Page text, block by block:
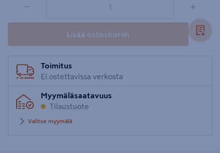
− +
Lisää ostoskoriin
Toimitus
Ei ostettavissa verkosta
Myymäläsaatavuus
Tilaustuote
Valitse myymälä